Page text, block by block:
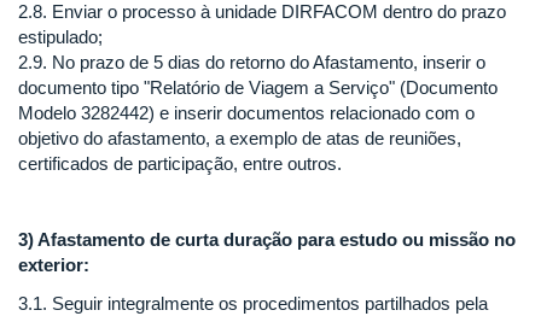
2.8. Enviar o processo à unidade DIRFACOM dentro do prazo
estipulado;
2.9. No prazo de 5 dias do retorno do Afastamento, inserir o
documento tipo "Relatório de Viagem a Serviço" (Documento
Modelo 3282442) e inserir documentos relacionado com o
objetivo do afastamento, a exemplo de atas de reuniões,
certificados de participação, entre outros.
3) Afastamento de curta duração para estudo ou missão no
exterior:
3.1. Seguir integralmente os procedimentos partilhados pela